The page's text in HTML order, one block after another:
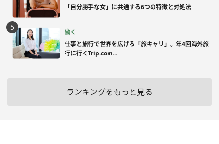
「自分勝手な女」に共通する6つの特徴と対処法
働く
仕事と旅行で世界を広げる「旅キャリ」。年4回海外旅
行に行くTrip.com...
ランキングをもっと見る